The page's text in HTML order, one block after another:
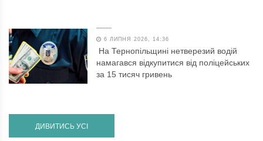
6 ЛИПНЯ 2026, 14:36
На Тернопільщині нетверезий водій
намагався відкупитися від поліцейських
за 15 тисяч гривень
ДИВИТИСЬ УСІ